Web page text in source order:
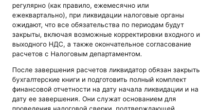
регулярно (как правило, ежемесячно или
ежеквартально), при ликвидации налоговые органы
ожидают, что все обязательства по периодам будут
закрыты, включая возможные корректировки входного и
выходного НДС, а также окончательное согласование
расчетов с Налоговым департаментом.
После завершения расчетов ликвидатор обязан закрыть
бухгалтерские книги и подготовить полный комплект
финансовой отчетности на дату начала ликвидации и на
дату ее завершения. Они служат основанием для